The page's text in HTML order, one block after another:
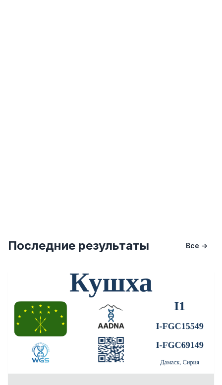
Последние результаты Все →